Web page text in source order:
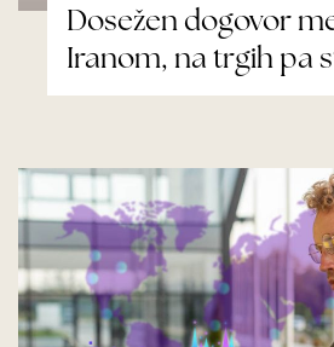
Dosežen dogovor
Iranom, na trgih pa